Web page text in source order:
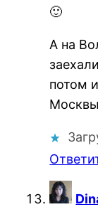
🙂
А на
потом